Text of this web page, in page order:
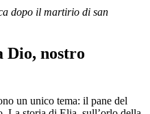
dopo il martirio di san
Dio, nostro
un unico tema: il pane del